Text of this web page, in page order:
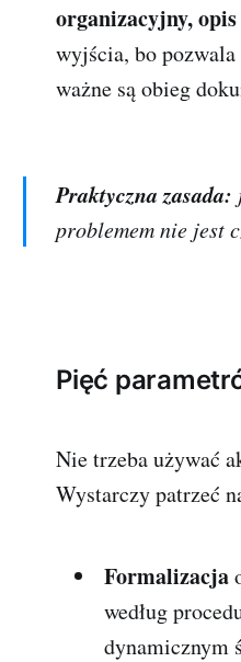
organizacyjny,
wyjścia, bo pozwala
ważne są obieg
Praktyczna zasada:
problemem nie jest
Pięć
Nie trzeba używać
Wystarczy patrzeć
Formalizacja
według
dynamicznym